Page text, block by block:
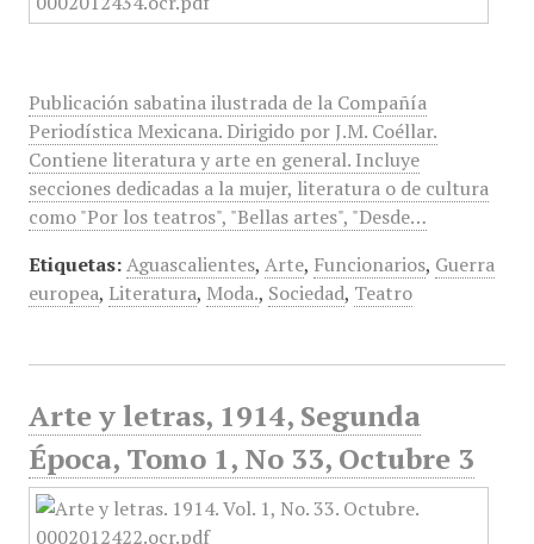
Publicación sabatina ilustrada de la Compañía
Periodística Mexicana. Dirigido por J.M. Coéllar.
Contiene literatura y arte en general. Incluye
secciones dedicadas a la mujer, literatura o de cultura
como "Por los teatros", "Bellas artes", "Desde…
Etiquetas: Aguascalientes, Arte, Funcionarios, Guerra
europea, Literatura, Moda., Sociedad, Teatro
Arte y letras, 1914, Segunda
Época, Tomo 1, No 33, Octubre 3